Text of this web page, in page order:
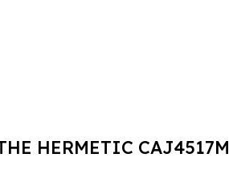
HERMETIC CAJ4517M